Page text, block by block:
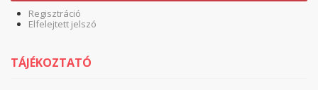
Regisztráció
Elfelejtett jelszó
TÁJÉKOZTATÓ